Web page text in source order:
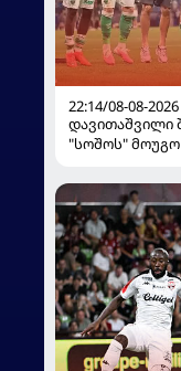
22:14/08-08-2026
დავითაშვილი
"სოშოს" მოუგო